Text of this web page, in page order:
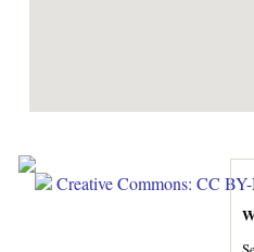
Creative Commons: CC